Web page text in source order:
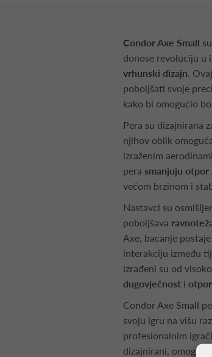
Condor Axe Small
donose revoluciju u
vrhunski dizajn.
poboljšati svoje
kako bi omogućio
Pera su dizajnirana
njihov oblik
izraženim
pera smanjuju otpor
većom brzinom i
Nastavci su
poboljšava
Axe, bacanje
interakciju između
izrađeni su od
dugovječnost i
Condor Axe Small
svoju igru na višu
profesionalnim
dizajnirani,